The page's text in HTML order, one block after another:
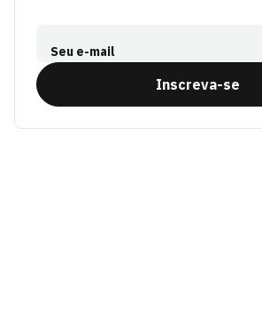
Seu e-mail
Inscreva-se